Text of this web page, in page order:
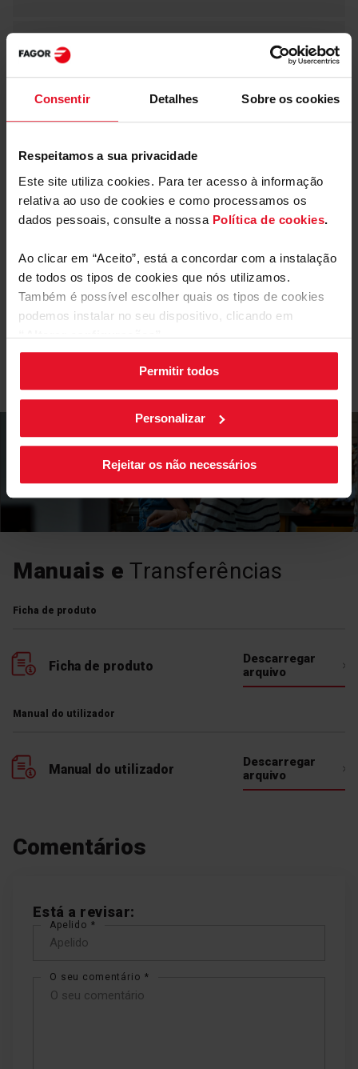
Consentir Detalhes Sobre os cookies
Respeitamos a sua privacidade
Este site utiliza cookies. Para ter acesso à informação
relativa ao uso de cookies e como processamos os
dados pessoais, consulte a nossa Política de cookies.
Ao clicar em “Aceito”, está a concordar com a instalação
de todos os tipos de cookies que nós utilizamos.
Também é possível escolher quais os tipos de cookies
podemos instalar no seu dispositivo, clicando em
“Alterar configurações”.
As suas configurações de cookies podem ser alteradas a
qualquer momento, clicando no botão preto posicionado
no canto inferior direito do ecrã.
Permitir todos
Personalizar
Rejeitar os não necessários
Pausa - Stop & Go
Número de chanfros
Parâmetros Técnicos
Equipamento
Heatingzone
Manuais e Transferências
Ficha de produto
Ficha de produto
Descarregar
arquivo
Manual do utilizador
Manual do utilizador
Descarregar
arquivo
Comentários
Está a revisar:
Apelido
O seu comentário